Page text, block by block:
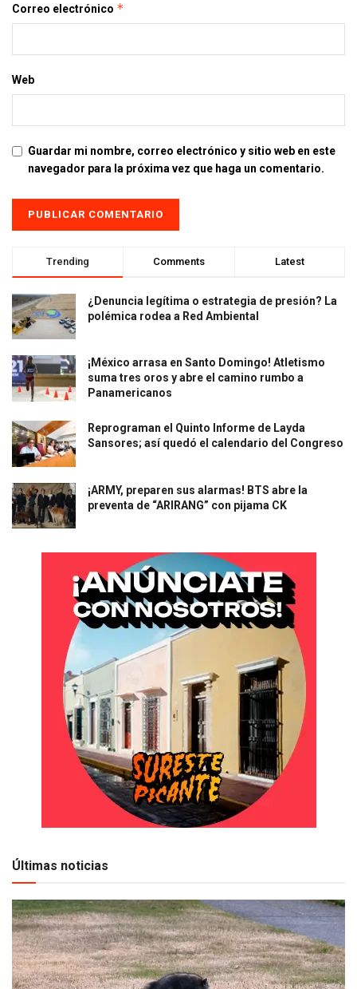
Correo electrónico *
Web
Guardar mi nombre, correo electrónico y sitio web en este
navegador para la próxima vez que haga un comentario.
Trending Comments Latest
¿Denuncia legítima o estrategia de presión? La
polémica rodea a Red Ambiental
¡México arrasa en Santo Domingo! Atletismo
suma tres oros y abre el camino rumbo a
Panamericanos
Reprograman el Quinto Informe de Layda
Sansores; así quedó el calendario del Congreso
¡ARMY, preparen sus alarmas! BTS abre la
preventa de “ARIRANG” con pijama CK
Últimas noticias